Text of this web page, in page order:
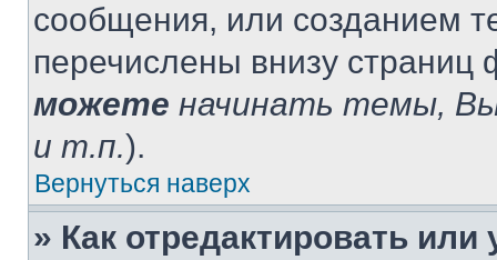
сообщения, или созданием
перечислены внизу
можете начинать темы,
и т.п.).
Вернуться наверх
» Как отредактировать